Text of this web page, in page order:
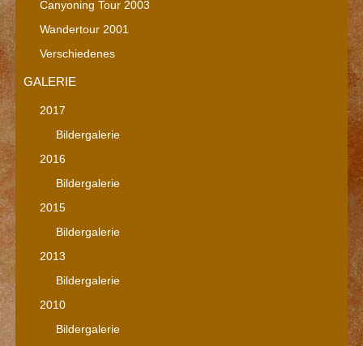
Canyoning Tour 2003
Wandertour 2001
Verschiedenes
GALERIE
2017
Bildergalerie
2016
Bildergalerie
2015
Bildergalerie
2013
Bildergalerie
2010
Bildergalerie